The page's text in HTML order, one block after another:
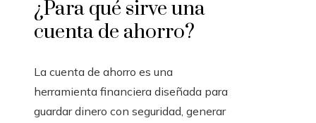
¿Para qué sirve una
cuenta de ahorro?
La cuenta de ahorro es una
herramienta financiera diseñada para
guardar dinero con seguridad, generar